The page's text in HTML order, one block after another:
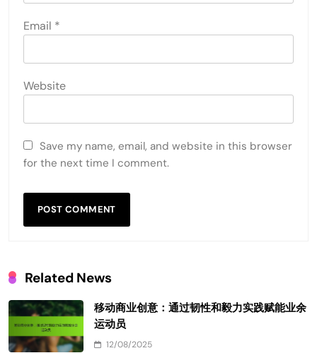
Email *
Website
Save my name, email, and website in this browser
for the next time I comment.
Related News
移动商业创意：通过韧性和毅力实践赋能业余
运动员
12/08/2025